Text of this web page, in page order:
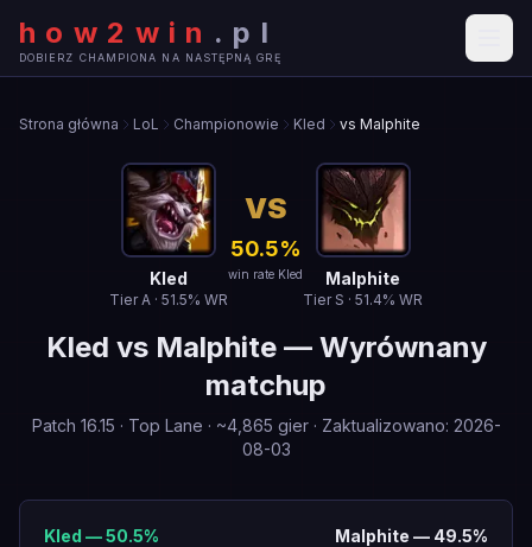
how2win . pl
DOBIERZ CHAMPIONA NA NASTĘPNĄ GRĘ
Strona główna LoL Championowie Kled vs Malphite
Kled
TierA · 51.5% WR
VS
50.5%
win rate Kled Malphite
Tier S · 51.4% WR
Kled vs Malphite— Wyrównany
matchup
Patch 16.15 · Top Lane · ~4,865 gier· Zaktualizowano: 2026-
08-03
Kled —50.5% Malphite — 49.5%